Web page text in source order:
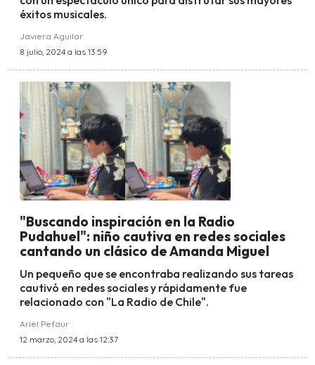
éxitos musicales.
Javiera Aguilar
8 julio, 2024 a las 13:59
"Buscando inspiración en la Radio
Pudahuel": niño cautiva en redes sociales
cantando un clásico de Amanda Miguel
Un pequeño que se encontraba realizando sus tareas
cautivó en redes sociales y rápidamente fue
relacionado con "La Radio de Chile".
Ariel Pefaur
12 marzo, 2024 a las 12:37